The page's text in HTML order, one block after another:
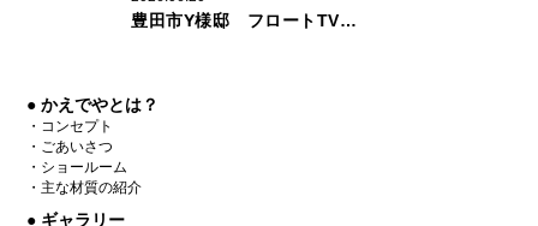
豊田市Y様邸 フロートTV…
● かえでやとは？
・コンセプト
・ごあいさつ
・ショールーム
・主な材質の紹介
● ギャラリー